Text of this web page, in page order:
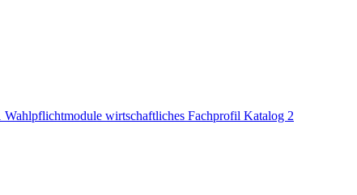
Wahlpflichtmodule wirtschaftliches Fachprofil Katalog 2